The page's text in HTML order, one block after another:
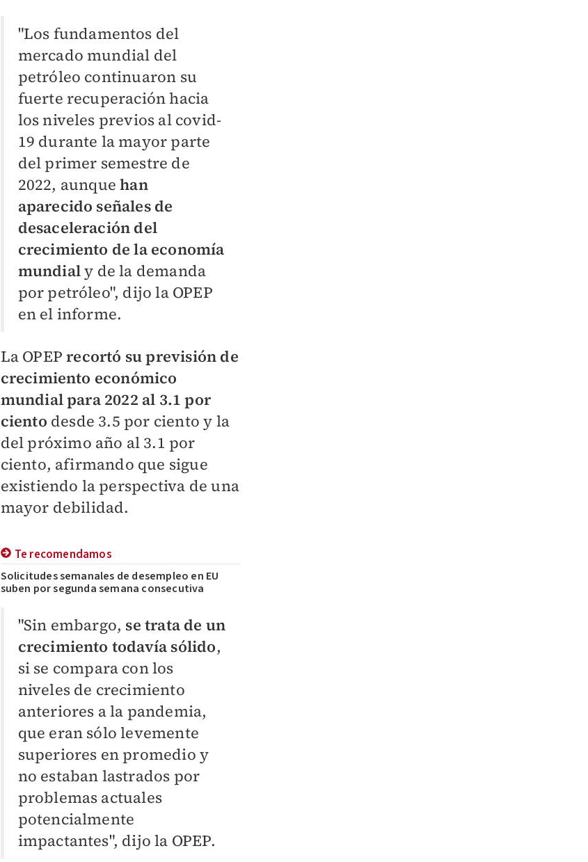
"Los fundamentos del
mercado mundial del
petróleo continuaron su
fuerte recuperación hacia
los niveles previos al covid-
19 durante la mayor parte
del primer semestre de
2022, aunquehan
aparecido señales de
desaceleración del
crecimiento de la economía
mundialy de la demanda
por petróleo", dijo la OPEP
en el informe.
La OPEP recortó su previsión de
crecimiento económico
mundial para 2022 al 3.1 por
ciento desde 3.5 por ciento y la
del próximo año al 3.1 por
ciento, afirmando que sigue
existiendo la perspectiva de una
mayor debilidad.
Te recomendamos
Solicitudes semanales de desempleo en EU
suben por segunda semana consecutiva
"Sin embargo, se trata de un
crecimiento todavía sólido,
si se compara con los
niveles de crecimiento
anteriores a la pandemia,
que eran sólo levemente
superiores en promedio y
no estaban lastrados por
problemas actuales
potencialmente
impactantes", dijo la OPEP.